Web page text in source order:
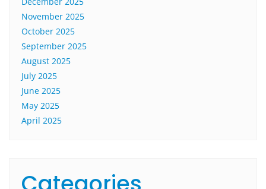
November 2025
October 2025
September 2025
August 2025
July 2025
June 2025
May 2025
April 2025